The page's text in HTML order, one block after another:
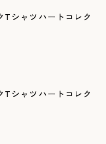
Tシャツハートコレク
Tシャツハートコレク